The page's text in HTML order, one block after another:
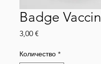
Badge Vaccin
3,00 €
Количество *